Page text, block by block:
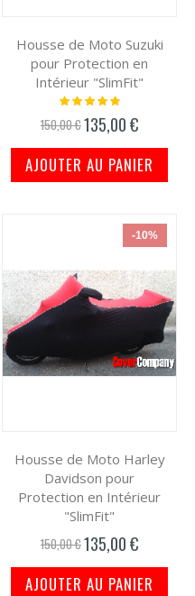
Housse de Moto Suzuki
pour Protection en
Intérieur "SlimFit"
Notation:
150,00 € Prix
spécial
135,00 €
AJOUTER AU PANIER
-10%
Housse de Moto Harley
Davidson pour
Protection en Intérieur
"SlimFit"
150,00 € Prix
spécial
135,00 €
AJOUTER AU PANIER